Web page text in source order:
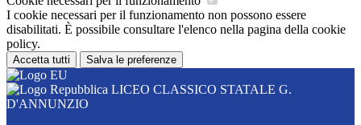
I cookie necessari per il funzionamento non possono essere
disabilitati. È possibile consultare l'elenco nella pagina della cookie
policy.
Accetta tutti Salva le preferenze
LICEO CLASSICO STATALE G.
D'ANNUNZIO